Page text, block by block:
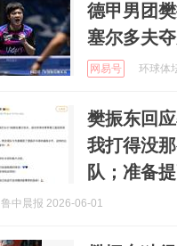
德甲男团
塞尔多夫
网易号 环球体
樊振东回
我打得没
队；准备
鲁中晨报 2026-06-01